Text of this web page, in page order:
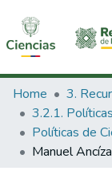
Communities &
All of DSpace
Statistics
Home